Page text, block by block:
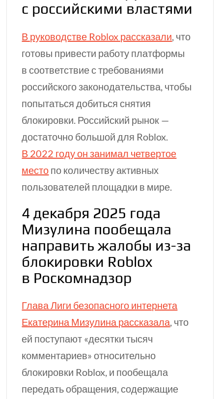
с российскими властями
В руководстве Roblox рассказали, что
готовы привести работу платформы
в соответствие с требованиями
российского законодательства, чтобы
попытаться добиться снятия
блокировки. Российский рынок —
достаточно большой для Roblox.
В 2022 году он занимал четвертое
место по количеству активных
пользователей площадки в мире.
4 декабря 2025 года
Мизулина пообещала
направить жалобы из-за
блокировки Roblox
в Роскомнадзор
Глава Лиги безопасного интернета
Екатерина Мизулина рассказала, что
ей поступают «десятки тысяч
комментариев» относительно
блокировки Roblox, и пообещала
передать обращения, содержащие